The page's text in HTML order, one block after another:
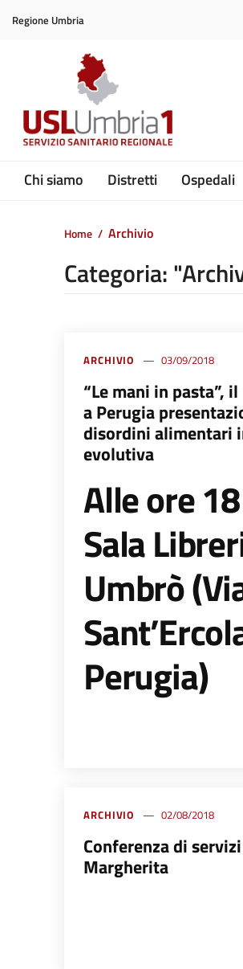
Vai al menu di navigazione
Vai al footer
Regione Umbria
Submenu
Chi siamo Distretti Ospedali
Home / Archivio
Categoria:
ARCHIVIO 03/09/2018
“Le mani in pasta”,
a Perugia
disordini alimentari
evolutiva
Alle ore
Sala
Umbrò
Perugia)
ARCHIVIO 02/08/2018
Conferenza di
Margherita